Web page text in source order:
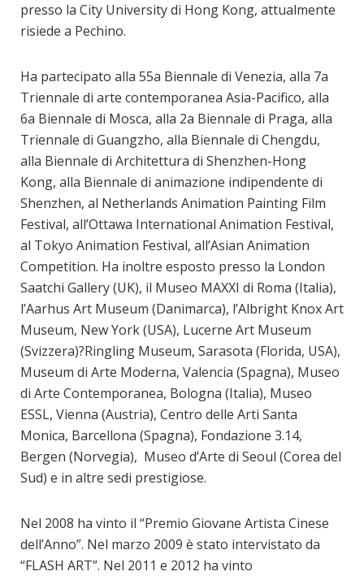
presso la City University di Hong Kong, attualmente
risiede a Pechino.
Ha partecipato alla 55a Biennale di Venezia, alla 7a
Triennale di arte contemporanea Asia-Pacifico, alla
6a Biennale di Mosca, alla 2a Biennale di Praga, alla
Triennale di Guangzho, alla Biennale di Chengdu,
alla Biennale di Architettura di Shenzhen-Hong
Kong, alla Biennale di animazione indipendente di
Shenzhen, al Netherlands Animation Painting Film
Festival, all’Ottawa International Animation Festival,
al Tokyo Animation Festival, all’Asian Animation
Competition. Ha inoltre esposto presso la London
Saatchi Gallery (UK), il Museo MAXXI di Roma (Italia),
l’Aarhus Art Museum (Danimarca), l’Albright Knox Art
Museum, New York (USA), Lucerne Art Museum
(Svizzera)?Ringling Museum, Sarasota (Florida, USA),
Museum di Arte Moderna, Valencia (Spagna), Museo
di Arte Contemporanea, Bologna (Italia), Museo
ESSL, Vienna (Austria), Centro delle Arti Santa
Monica, Barcellona (Spagna), Fondazione 3.14,
Bergen (Norvegia), Museo d’Arte di Seoul (Corea del
Sud) e in altre sedi prestigiose.
Nel 2008 ha vinto il “Premio Giovane Artista Cinese
dell’Anno”. Nel marzo 2009 è stato intervistato da
“FLASH ART”. Nel 2011 e 2012 ha vinto